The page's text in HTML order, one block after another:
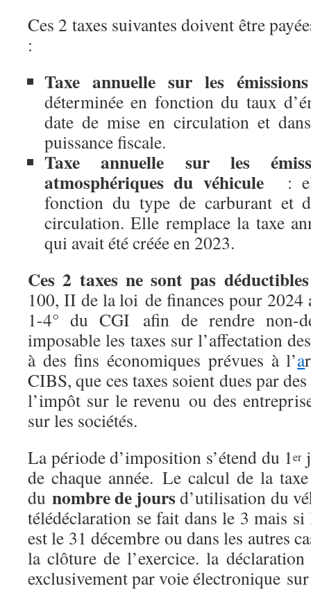
Ces 2 taxes suivantes doivent être
:
Taxe annuelle sur les
déterminée en fonction du taux
date de mise en circulation et
puissance fiscale.
Taxe annuelle sur les
atmosphériques du véhicule: elle
fonction du type de carburant et
circulation. Elle remplace la taxe
qui avait été créée en 2023.
Ces 2 taxes ne sont pas
100, II de la loi de finances pour 2024
1-4° du CGI afin de rendre non-
imposable les taxes sur l’affectation
à des fins économiques prévues à l’a
CIBS, que ces taxes soient dues par
l’impôt sur le revenu ou des
sur les sociétés.
La période d’imposition s’étend du 1er
de chaque année. Le calcul de la
dunombre de joursd’utilisation du
télédéclaration se fait dans le 3 mais
est le 31 décembre ou dans les autres
la clôture de l’exercice. la
exclusivement par voie électronique